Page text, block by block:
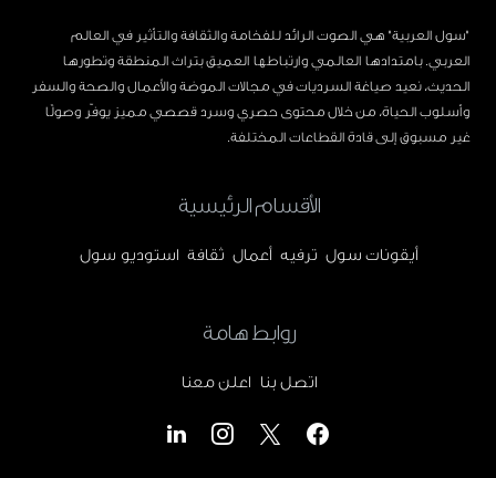
"سول العربية" هي الصوت الرائد للفخامة والثقافة والتأثير في العالم
العربي. بامتدادها العالمي وارتباطها العميق بتراث المنطقة وتطورها
الحديث، نعيد صياغة السرديات في مجالات الموضة والأعمال والصحة والسفر
وأسلوب الحياة، من خلال محتوى حصري وسرد قصصي مميز يوفّر وصولًا
غير مسبوق إلى قادة القطاعات المختلفة.
الأقسام الرئيسية
أيقونات سول ترفيه أعمال ثقافة استوديو سول
روابط هامة
اتصل بنا اعلن معنا